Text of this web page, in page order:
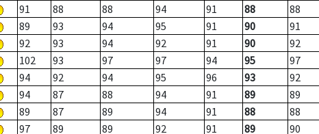
91 88 88 94 91 88
88
89 93 94 95 91 90
91
92 93 94 92 91 90
92
102 93 97 97 94 95
97
94 92 94 95 96 93
92
94 87 88 94 91 89
89
89 87 89 94 91 88
88
97 89 89 92 91 89 90